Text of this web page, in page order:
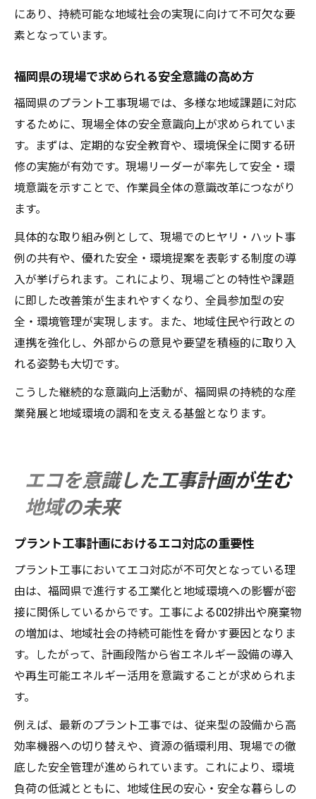
にあり、持続可能な地域社会の実現に向けて不可欠な要
素となっています。
福岡県の現場で求められる安全意識の高め方
福岡県のプラント工事現場では、多様な地域課題に対応
するために、現場全体の安全意識向上が求められていま
す。まずは、定期的な安全教育や、環境保全に関する研
修の実施が有効です。現場リーダーが率先して安全・環
境意識を示すことで、作業員全体の意識改革につながり
ます。
具体的な取り組み例として、現場でのヒヤリ・ハット事
例の共有や、優れた安全・環境提案を表彰する制度の導
入が挙げられます。これにより、現場ごとの特性や課題
に即した改善策が生まれやすくなり、全員参加型の安
全・環境管理が実現します。また、地域住民や行政との
連携を強化し、外部からの意見や要望を積極的に取り入
れる姿勢も大切です。
こうした継続的な意識向上活動が、福岡県の持続的な産
業発展と地域環境の調和を支える基盤となります。
エコを意識した工事計画が生む
地域の未来
プラント工事計画におけるエコ対応の重要性
プラント工事においてエコ対応が不可欠となっている理
由は、福岡県で進行する工業化と地域環境への影響が密
接に関係しているからです。工事によるCO2排出や廃棄物
の増加は、地域社会の持続可能性を脅かす要因となりま
す。したがって、計画段階から省エネルギー設備の導入
や再生可能エネルギー活用を意識することが求められま
す。
例えば、最新のプラント工事では、従来型の設備から高
効率機器への切り替えや、資源の循環利用、現場での徹
底した安全管理が進められています。これにより、環境
負荷の低減とともに、地域住民の安心・安全な暮らしの